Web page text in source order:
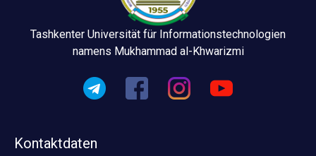
Tashkenter Universität für Informationstechnologien
namens Mukhammad al-Khwarizmi
Kontaktdaten